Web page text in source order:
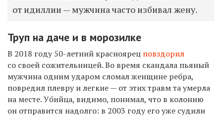
от идиллии — мужчина часто избивал жену.
Труп на даче и в морозилке
В 2018 году 50-летний красноярец повздорил
со своей сожительницей. Во время скандала пьяный
мужчина одним ударом сломал женщине ребра,
повредил плевру и легкие — от этих травм та умерла
на месте. Убийца, видимо, понимал, что в колонию
он отправится надолго: в 2003 году его уже судили